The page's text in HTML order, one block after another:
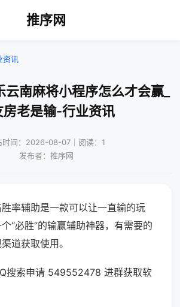
推序网
资讯
南麻将小程序怎么才会赢_
房老是输-行业资讯
时间：2026-08-07｜阅读：1
发布者：推序网
率辅助是一款可以让一直输的玩
“必胜”的输赢辅助神器，有需要的
道获取使用。
搜索申请 549552478 进群获取软